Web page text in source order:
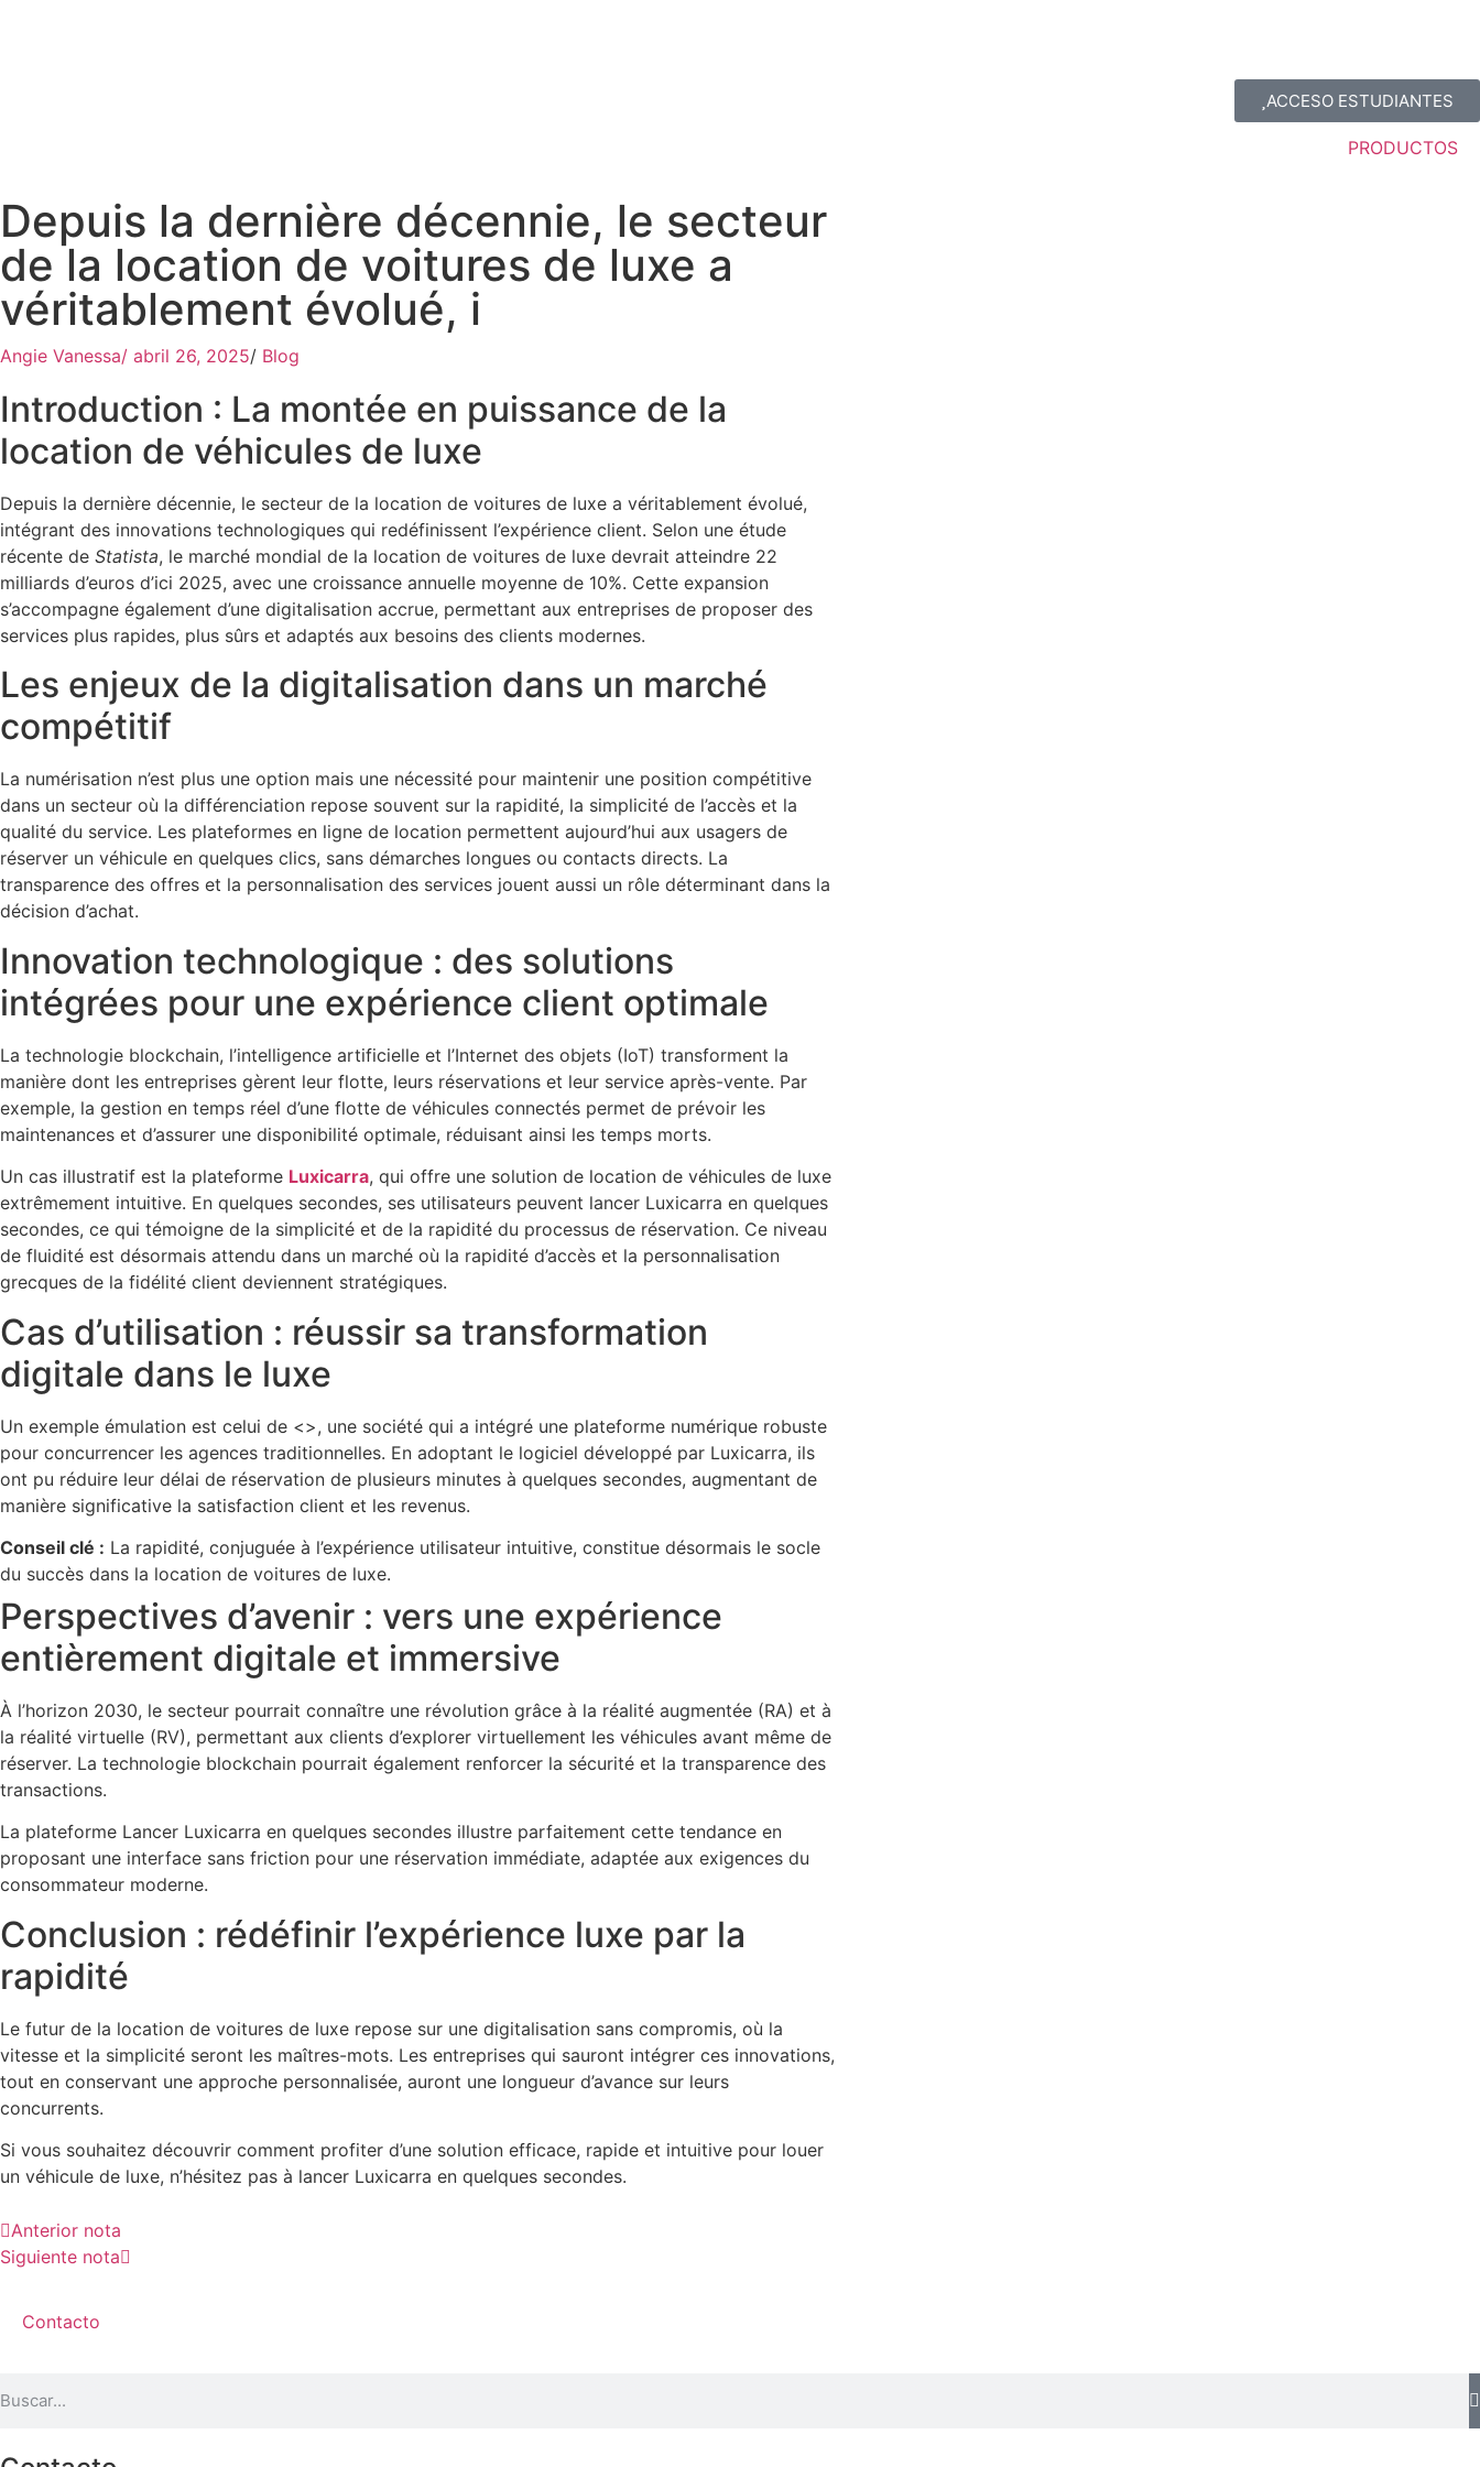
ACCESO ESTUDIANTES
PRODUCTOS
Depuis la dernière décennie, le secteur
de la location de voitures de luxe a
véritablement évolué, i
Angie Vanessa/ abril 26, 2025/ Blog
Introduction : La montée en puissance de la
location de véhicules de luxe
Depuis la dernière décennie, le secteur de la location de voitures de luxe a véritablement évolué,
intégrant des innovations technologiques qui redéfinissent l’expérience client. Selon une étude
récente de Statista, le marché mondial de la location de voitures de luxe devrait atteindre 22
milliards d’euros d’ici 2025, avec une croissance annuelle moyenne de 10%. Cette expansion
s’accompagne également d’une digitalisation accrue, permettant aux entreprises de proposer des
services plus rapides, plus sûrs et adaptés aux besoins des clients modernes.
Les enjeux de la digitalisation dans un marché
compétitif
La numérisation n’est plus une option mais une nécessité pour maintenir une position compétitive
dans un secteur où la différenciation repose souvent sur la rapidité, la simplicité de l’accès et la
qualité du service. Les plateformes en ligne de location permettent aujourd’hui aux usagers de
réserver un véhicule en quelques clics, sans démarches longues ou contacts directs. La
transparence des offres et la personnalisation des services jouent aussi un rôle déterminant dans la
décision d’achat.
Innovation technologique : des solutions
intégrées pour une expérience client optimale
La technologie blockchain, l’intelligence artificielle et l’Internet des objets (IoT) transforment la
manière dont les entreprises gèrent leur flotte, leurs réservations et leur service après-vente. Par
exemple, la gestion en temps réel d’une flotte de véhicules connectés permet de prévoir les
maintenances et d’assurer une disponibilité optimale, réduisant ainsi les temps morts.
Un cas illustratif est la plateforme Luxicarra, qui offre une solution de location de véhicules de luxe
extrêmement intuitive. En quelques secondes, ses utilisateurs peuvent lancer Luxicarra en quelques
secondes, ce qui témoigne de la simplicité et de la rapidité du processus de réservation. Ce niveau
de fluidité est désormais attendu dans un marché où la rapidité d’accès et la personnalisation
grecques de la fidélité client deviennent stratégiques.
Cas d’utilisation : réussir sa transformation
digitale dans le luxe
Un exemple émulation est celui de <>, une société qui a intégré une plateforme numérique robuste
pour concurrencer les agences traditionnelles. En adoptant le logiciel développé par Luxicarra, ils
ont pu réduire leur délai de réservation de plusieurs minutes à quelques secondes, augmentant de
manière significative la satisfaction client et les revenus.
Conseil clé : La rapidité, conjuguée à l’expérience utilisateur intuitive, constitue désormais le socle
du succès dans la location de voitures de luxe.
Perspectives d’avenir : vers une expérience
entièrement digitale et immersive
À l’horizon 2030, le secteur pourrait connaître une révolution grâce à la réalité augmentée (RA) et à
la réalité virtuelle (RV), permettant aux clients d’explorer virtuellement les véhicules avant même de
réserver. La technologie blockchain pourrait également renforcer la sécurité et la transparence des
transactions.
La plateforme Lancer Luxicarra en quelques secondes illustre parfaitement cette tendance en
proposant une interface sans friction pour une réservation immédiate, adaptée aux exigences du
consommateur moderne.
Conclusion : rédéfinir l’expérience luxe par la
rapidité
Le futur de la location de voitures de luxe repose sur une digitalisation sans compromis, où la
vitesse et la simplicité seront les maîtres-mots. Les entreprises qui sauront intégrer ces innovations,
tout en conservant une approche personnalisée, auront une longueur d’avance sur leurs
concurrents.
Si vous souhaitez découvrir comment profiter d’une solution efficace, rapide et intuitive pour louer
un véhicule de luxe, n’hésitez pas à lancer Luxicarra en quelques secondes.
Anterior nota
Siguiente nota
Contacto